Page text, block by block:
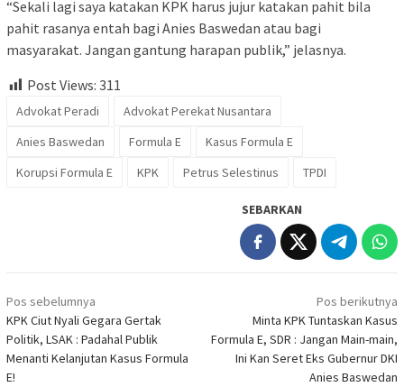
“Sekali lagi saya katakan KPK harus jujur katakan pahit bila
pahit rasanya entah bagi Anies Baswedan atau bagi
masyarakat. Jangan gantung harapan publik,” jelasnya.
Post Views: 311
Advokat Peradi
Advokat Perekat Nusantara
Anies Baswedan
Formula E
Kasus Formula E
Korupsi Formula E
KPK Petrus Selestinus TPDI
SEBARKAN
Navigasi
pos
Pos sebelumnya
KPK Ciut Nyali Gegara Gertak
Politik, LSAK : Padahal Publik
Menanti Kelanjutan Kasus Formula
E!
Pos berikutnya
Minta KPK Tuntaskan Kasus
Formula E, SDR : Jangan Main-main,
Ini Kan Seret Eks Gubernur DKI
Anies Baswedan